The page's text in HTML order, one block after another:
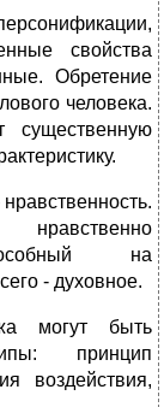
свойства
Обретение
человека.
существенную
на
- духовное.
могут быть
принцип
воздействия,